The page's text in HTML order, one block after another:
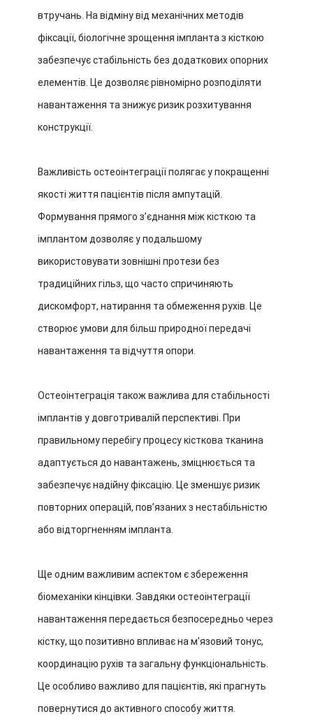
втручань. На відміну від механічних методів
фіксації, біологічне зрощення імпланта з кісткою
забезпечує стабільність без додаткових опорних
елементів. Це дозволяє рівномірно розподіляти
навантаження та знижує ризик розхитування
конструкції.
Важливість остеоінтеграції полягає у покращенні
якості життя пацієнтів після ампутацій.
Формування прямого з’єднання між кісткою та
імплантом дозволяє у подальшому
використовувати зовнішні протези без
традиційних гільз, що часто спричиняють
дискомфорт, натирання та обмеження рухів. Це
створює умови для більш природної передачі
навантаження та відчуття опори.
Остеоінтеграція також важлива для стабільності
імплантів у довготривалій перспективі. При
правильному перебігу процесу кісткова тканина
адаптується до навантажень, зміцнюється та
забезпечує надійну фіксацію. Це зменшує ризик
повторних операцій, пов’язаних з нестабільністю
або відторгненням імпланта.
Ще одним важливим аспектом є збереження
біомеханіки кінцівки. Завдяки остеоінтеграції
навантаження передається безпосередньо через
кістку, що позитивно впливає на м’язовий тонус,
координацію рухів та загальну функціональність.
Це особливо важливо для пацієнтів, які прагнуть
повернутися до активного способу життя.